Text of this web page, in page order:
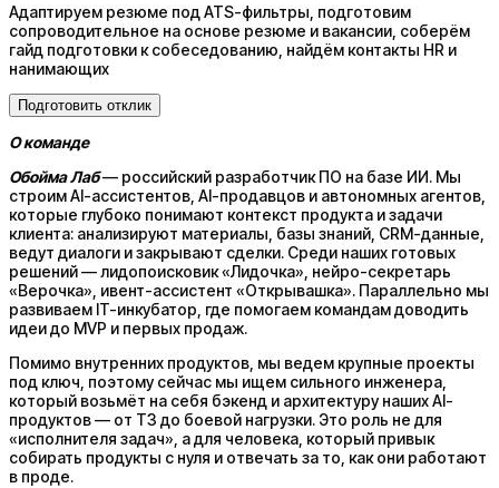
Адаптируем резюме под ATS-фильтры, подготовим
сопроводительное на основе резюме и вакансии, соберём
гайд подготовки к собеседованию, найдём контакты HR и
нанимающих
Подготовить отклик
О команде
Обойма Лаб— российский разработчик ПО на базе ИИ. Мы
строим AI-ассистентов, AI-продавцов и автономных агентов,
которые глубоко понимают контекст продукта и задачи
клиента: анализируют материалы, базы знаний, CRM-данные,
ведут диалоги и закрывают сделки. Среди наших готовых
решений — лидопоисковик «Лидочка», нейро-секретарь
«Верочка», ивент-ассистент «Открывашка». Параллельно мы
развиваем IT-инкубатор, где помогаем командам доводить
идеи до MVP и первых продаж.
Помимо внутренних продуктов, мы ведем крупные проекты
под ключ, поэтому сейчас мы ищем сильного инженера,
который возьмёт на себя бэкенд и архитектуру наших AI-
продуктов — от ТЗ до боевой нагрузки. Это роль не для
«исполнителя задач», а для человека, который привык
собирать продукты с нуля и отвечать за то, как они работают
в проде.